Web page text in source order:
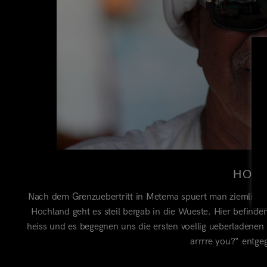
HOW
Nach dem Grenzuebertritt in Metema spuert man
Hochland geht es steil bergab in die Wueste. Hier
heiss und es begegnen uns die ersten voellig
arrrre you?“